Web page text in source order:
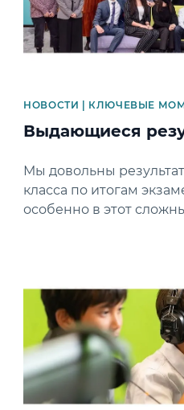
НОВОСТИ | КЛЮЧЕВЫЕ
Выдающиеся
Мы довольны
класса по итогам
особенно в этот